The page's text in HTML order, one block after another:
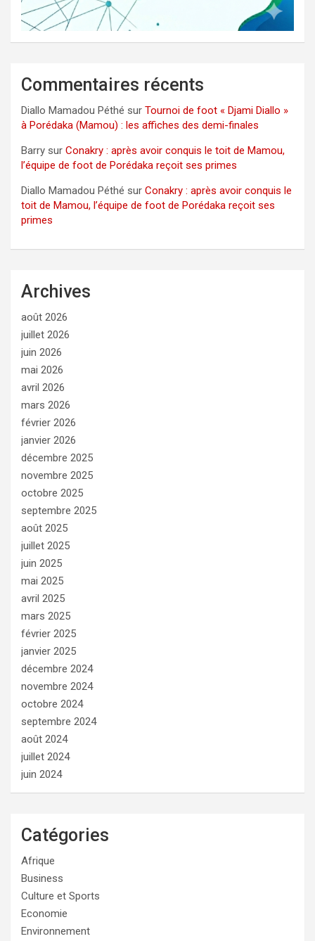
Commentaires récents
Diallo Mamadou Péthé sur Tournoi de foot « Djami Diallo »
à Porédaka (Mamou) : les affiches des demi-finales
Barry sur Conakry : après avoir conquis le toit de Mamou,
l’équipe de foot de Porédaka reçoit ses primes
Diallo Mamadou Péthé sur Conakry : après avoir conquis le
toit de Mamou, l’équipe de foot de Porédaka reçoit ses
primes
Archives
août 2026
juillet 2026
juin 2026
mai 2026
avril 2026
mars 2026
février 2026
janvier 2026
décembre 2025
novembre 2025
octobre 2025
septembre 2025
août 2025
juillet 2025
juin 2025
mai 2025
avril 2025
mars 2025
février 2025
janvier 2025
décembre 2024
novembre 2024
octobre 2024
septembre 2024
août 2024
juillet 2024
juin 2024
Catégories
Afrique
Business
Culture et Sports
Economie
Environnement